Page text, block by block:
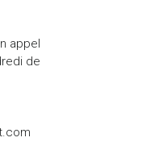
appel
de